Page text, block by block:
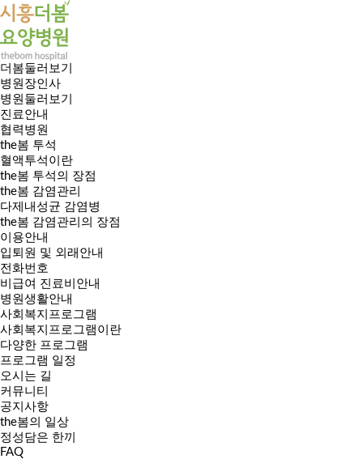
더봄둘러보기
병원장인사
병원둘러보기
진료안내
협력병원
the봄 투석
혈액투석이란
the봄 투석의 장점
the봄 감염관리
다제내성균 감염병
the봄 감염관리의 장점
이용안내
입퇴원 및 외래안내
전화번호
비급여 진료비안내
병원생활안내
사회복지프로그램
사회복지프로그램이란
다양한 프로그램
프로그램 일정
오시는 길
커뮤니티
공지사항
the봄의 일상
정성담은 한끼
FAQ